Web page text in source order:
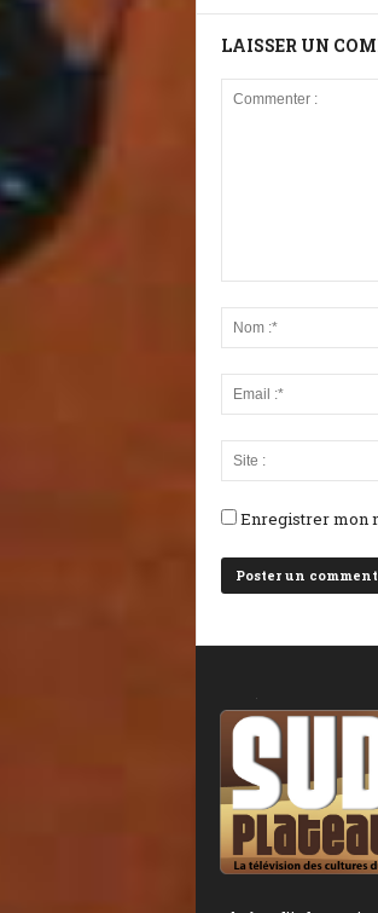
LAISSER UN
Enregistrer mon